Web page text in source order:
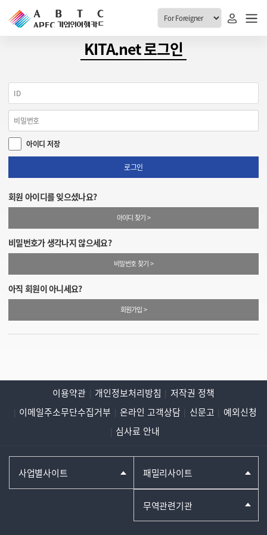
ABTC 전체메뉴
안내
ABTC 제도 소개
VABTC 안내
발급 자격요건
취소/반납 안내
신청
취소
신청진행 현황
소지자 현황
고객센터
1:1 문의
KITA.net 로그인
아이디 저장
로그인
회원 아이디를 잊으셨나요?
아이디 찾기 >
비밀번호가 생각나지 않으세요?
비밀번호 찾기 >
아직 회원이 아니세요?
회원가입 >
이용약관 개인정보처리방침
저작권 정책
이메일주소무단수집거부
온라인 고객상담 신문고
예외신청
심사료 안내
사업별사이트 패밀리사이트
무역관련기관